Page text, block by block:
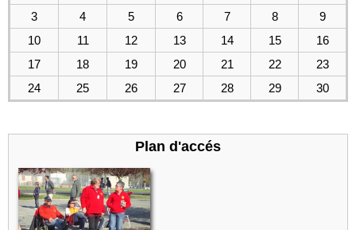
3
4 5 6 7 8
9
10
11 12 13 14 15
16
17
18 19 20 21 22
23
24
25 26 27 28 29 30
Plan d'accés